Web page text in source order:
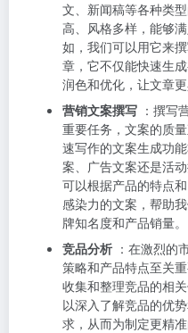
文、新闻稿等各种类
高、风格多样，能够
如，我们可以用它来
章，它不仅能快速生
润色和优化，让文章更
营销文案撰写 ：撰写
重要任务，文案的质
速写作的文案生成功
案、广告文案还是活
可以根据产品的特点
感染力的文案，帮助
牌知名度和产品销量。
竞品分析 ：在激烈的
策略和产品特点至关
收集和整理竞品的相
以深入了解竞品的优
求，从而为制定更精